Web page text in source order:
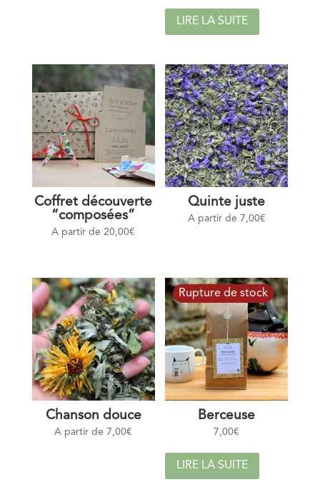
LIRE LA SUITE
Coffret découverte
“composées”
A partir de20,00€
Quinte juste
A partir de 7,00€
Chanson douce
A partir de 7,00€
Berceuse
7,00€
LIRE LA SUITE